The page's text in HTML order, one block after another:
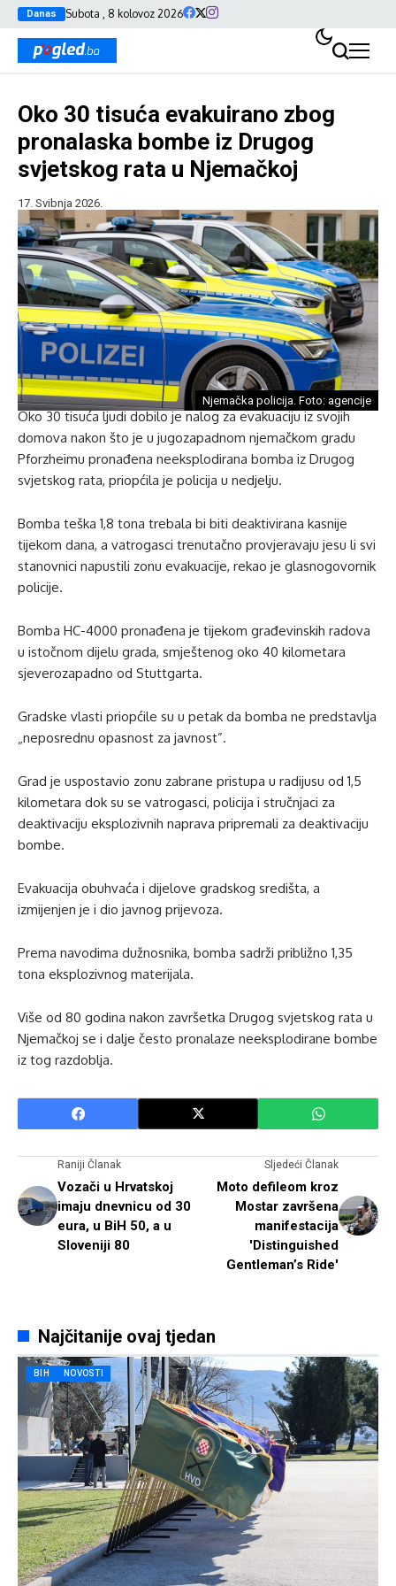
Danas Subota , 8 kolovoz 2026
Oko 30 tisuća evakuirano zbog
pronalaska bombe iz Drugog
svjetskog rata u Njemačkoj
17. Svibnja 2026.
Njemačka policija. Foto: agencije
Oko 30 tisuća ljudi dobilo je nalog za evakuaciju iz svojih
domova nakon što je u jugozapadnom njemačkom gradu
Pforzheimu pronađena neeksplodirana bomba iz Drugog
svjetskog rata, priopćila je policija u nedjelju.
Bomba teška 1,8 tona trebala bi biti deaktivirana kasnije
tijekom dana, a vatrogasci trenutačno provjeravaju jesu li svi
stanovnici napustili zonu evakuacije, rekao je glasnogovornik
policije.
Bomba HC-4000 pronađena je tijekom građevinskih radova
u istočnom dijelu grada, smještenog oko 40 kilometara
sjeverozapadno od Stuttgarta.
Gradske vlasti priopćile su u petak da bomba ne predstavlja
„neposrednu opasnost za javnost”.
Grad je uspostavio zonu zabrane pristupa u radijusu od 1,5
kilometara dok su se vatrogasci, policija i stručnjaci za
deaktivaciju eksplozivnih naprava pripremali za deaktivaciju
bombe.
Evakuacija obuhvaća i dijelove gradskog središta, a
izmijenjen je i dio javnog prijevoza.
Prema navodima dužnosnika, bomba sadrži približno 1,35
tona eksplozivnog materijala.
Više od 80 godina nakon završetka Drugog svjetskog rata u
Njemačkoj se i dalje često pronalaze neeksplodirane bombe
iz tog razdoblja.
Raniji Članak
Vozači u Hrvatskoj
imaju dnevnicu od 30
eura, u BiH 50, a u
Sloveniji 80
Sljedeći Članak
Moto defileom kroz
Mostar završena
manifestacija
'Distinguished
Gentleman’s Ride'
Najčitanije ovaj tjedan
BIH NOVOSTI